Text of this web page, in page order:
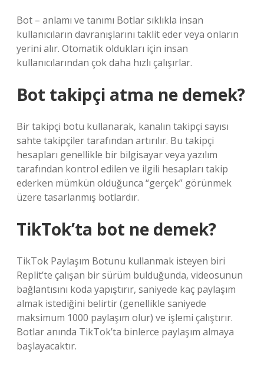
Bot – anlamı ve tanımı Botlar sıklıkla insan
kullanıcıların davranışlarını taklit eder veya onların
yerini alır. Otomatik oldukları için insan
kullanıcılarından çok daha hızlı çalışırlar.
Bot takipçi atma ne demek?
Bir takipçi botu kullanarak, kanalın takipçi sayısı
sahte takipçiler tarafından artırılır. Bu takipçi
hesapları genellikle bir bilgisayar veya yazılım
tarafından kontrol edilen ve ilgili hesapları takip
ederken mümkün olduğunca “gerçek” görünmek
üzere tasarlanmış botlardır.
TikTok’ta bot ne demek?
TikTok Paylaşım Botunu kullanmak isteyen biri
Replit’te çalışan bir sürüm bulduğunda, videosunun
bağlantısını koda yapıştırır, saniyede kaç paylaşım
almak istediğini belirtir (genellikle saniyede
maksimum 1000 paylaşım olur) ve işlemi çalıştırır.
Botlar anında TikTok’ta binlerce paylaşım almaya
başlayacaktır.